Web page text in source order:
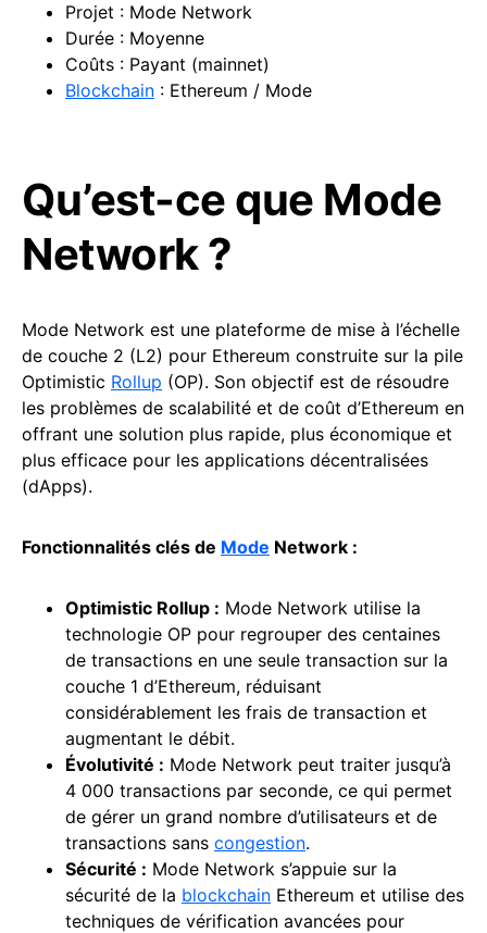
Projet : Mode Network
Durée : Moyenne
Coûts : Payant (mainnet)
Blockchain : Ethereum / Mode
Qu’est-ce que Mode
Network ?
Mode Network est une plateforme de mise à l’échelle
de couche 2 (L2) pour Ethereum construite sur la pile
Optimistic Rollup (OP). Son objectif est de résoudre
les problèmes de scalabilité et de coût d’Ethereum en
offrant une solution plus rapide, plus économique et
plus efficace pour les applications décentralisées
(dApps).
Fonctionnalités clés de Mode Network :
Optimistic Rollup : Mode Network utilise la
technologie OP pour regrouper des centaines
de transactions en une seule transaction sur la
couche 1 d’Ethereum, réduisant
considérablement les frais de transaction et
augmentant le débit.
Évolutivité : Mode Network peut traiter jusqu’à
4 000 transactions par seconde, ce qui permet
de gérer un grand nombre d’utilisateurs et de
transactions sans congestion.
Sécurité : Mode Network s’appuie sur la
sécurité de la blockchain Ethereum et utilise des
techniques de vérification avancées pour